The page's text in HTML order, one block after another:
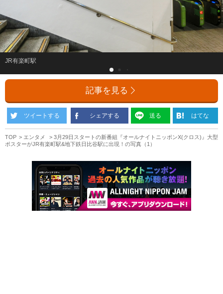
JR有楽町駅
記事を見る
ツイートする シェアする 送る はてな
TOP エンタメ
3月29日スタートの新番組『オールナイトニッポンX(クロス)』大型
ポスターがJR有楽町駅&地下鉄日比谷駅に出現！の写真（1）